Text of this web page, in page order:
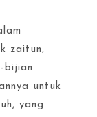
zaitun,
bijian.
untuk
yang